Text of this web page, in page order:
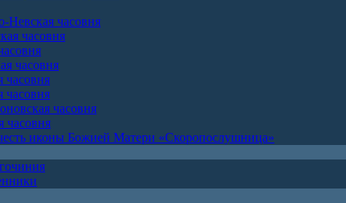
Невская часовня
часовня
часовня
часовня
часовня
часовня
часовня
иконы Божией Матери «Скоропослушница»